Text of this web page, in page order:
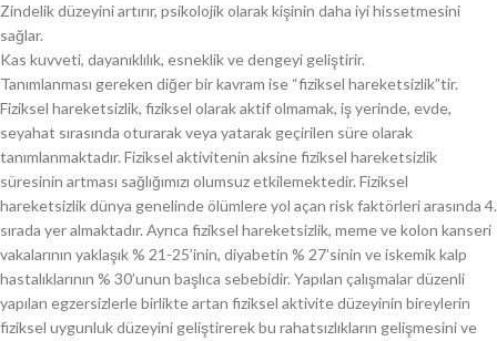
Zindelik düzeyini artırır, psikolojik olarak kişinin daha iyi hissetmesini
sağlar.
Kas kuvveti, dayanıklılık, esneklik ve dengeyi geliştirir.
Tanımlanması gereken diğer bir kavram ise “fiziksel hareketsizlik”tir.
Fiziksel hareketsizlik, fiziksel olarak aktif olmamak, iş yerinde, evde,
seyahat sırasında oturarak veya yatarak geçirilen süre olarak
tanımlanmaktadır. Fiziksel aktivitenin aksine fiziksel hareketsizlik
süresinin artması sağlığımızı olumsuz etkilemektedir. Fiziksel
hareketsizlik dünya genelinde ölümlere yol açan risk faktörleri arasında 4.
sırada yer almaktadır. Ayrıca fiziksel hareketsizlik, meme ve kolon kanseri
vakalarının yaklaşık % 21-25’inin, diyabetin % 27’sinin ve iskemik kalp
hastalıklarının % 30’unun başlıca sebebidir. Yapılan çalışmalar düzenli
yapılan egzersizlerle birlikte artan fiziksel aktivite düzeyinin bireylerin
fiziksel uygunluk düzeyini geliştirerek bu rahatsızlıkların gelişmesini ve